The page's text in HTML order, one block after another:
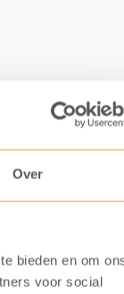
Over
bieden en om
voor social